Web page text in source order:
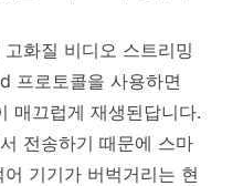
화질 비디오 스트리밍
프로토콜을 사용하면
매끄럽게 재생된답니다.
전송하기 때문에 스마
기기가 버벅거리는 현